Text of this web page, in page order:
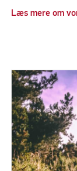
Læs mere om